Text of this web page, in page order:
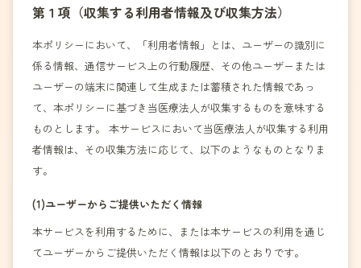
第１項（収集する利用者情報及び収集方法）
本ポリシーにおいて、「利用者情報」とは、ユーザーの識別に
係る情報、通信サービス上の行動履歴、その他ユーザーまたは
ユーザーの端末に関連して生成または蓄積された情報であっ
て、本ポリシーに基づき当医療法人が収集するものを意味する
ものとします。 本サービスにおいて当医療法人が収集する利用
者情報は、その収集方法に応じて、以下のようなものとなりま
す。
(1)ユーザーからご提供いただく情報
本サービスを利用するために、または本サービスの利用を通じ
てユーザーからご提供いただく情報は以下のとおりです。